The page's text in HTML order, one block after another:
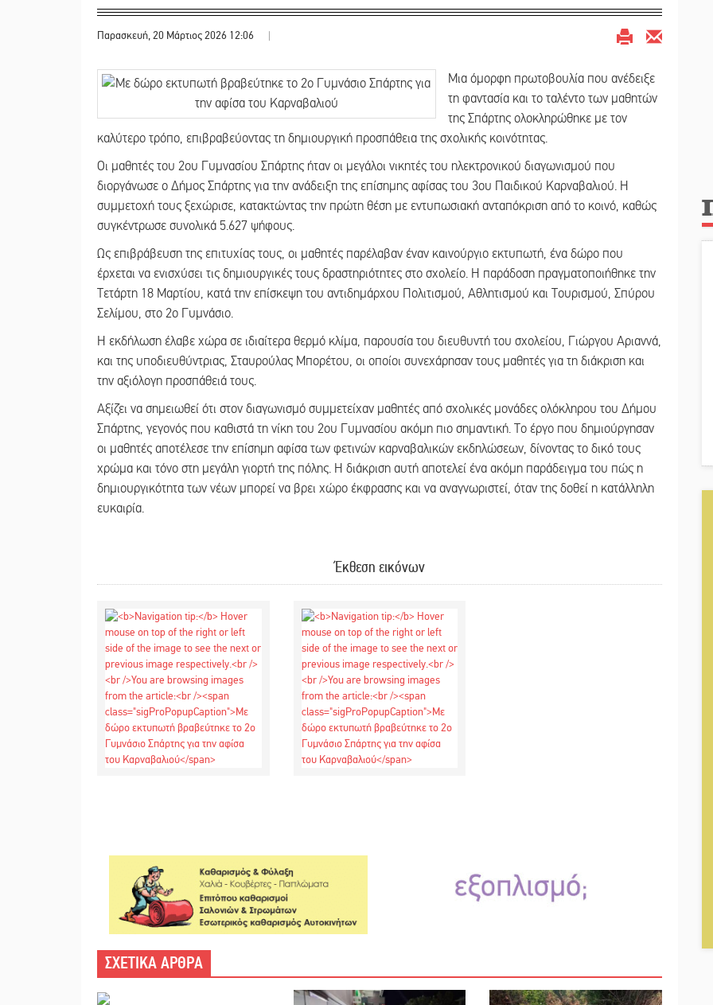
Παρασκευή, 20 Μάρτιος 2026 12:06 |
Μια όμορφη πρωτοβουλία που ανέδειξε
τη φαντασία και το ταλέντο των μαθητών
της Σπάρτης ολοκληρώθηκε με τον
καλύτερο τρόπο, επιβραβεύοντας τη δημιουργική προσπάθεια της σχολικής κοινότητας.
Οι μαθητές του 2ου Γυμνασίου Σπάρτης ήταν οι μεγάλοι νικητές του ηλεκτρονικού διαγωνισμού που
διοργάνωσε ο Δήμος Σπάρτης για την ανάδειξη της επίσημης αφίσας του 3ου Παιδικού Καρναβαλιού. Η
συμμετοχή τους ξεχώρισε, κατακτώντας την πρώτη θέση με εντυπωσιακή ανταπόκριση από το κοινό, καθώς
συγκέντρωσε συνολικά 5.627 ψήφους.
Ως επιβράβευση της επιτυχίας τους, οι μαθητές παρέλαβαν έναν καινούργιο εκτυπωτή, ένα δώρο που
έρχεται να ενισχύσει τις δημιουργικές τους δραστηριότητες στο σχολείο. Η παράδοση πραγματοποιήθηκε την
Τετάρτη 18 Μαρτίου, κατά την επίσκεψη του αντιδημάρχου Πολιτισμού, Αθλητισμού και Τουρισμού, Σπύρου
Σελίμου, στο 2ο Γυμνάσιο.
Η εκδήλωση έλαβε χώρα σε ιδιαίτερα θερμό κλίμα, παρουσία του διευθυντή του σχολείου, Γιώργου Αριαννά,
και της υποδιευθύντριας, Σταυρούλας Μπορέτου, οι οποίοι συνεχάρησαν τους μαθητές για τη διάκριση και
την αξιόλογη προσπάθειά τους.
Αξίζει να σημειωθεί ότι στον διαγωνισμό συμμετείχαν μαθητές από σχολικές μονάδες ολόκληρου του Δήμου
Σπάρτης, γεγονός που καθιστά τη νίκη του 2ου Γυμνασίου ακόμη πιο σημαντική. Το έργο που δημιούργησαν
οι μαθητές αποτέλεσε την επίσημη αφίσα των φετινών καρναβαλικών εκδηλώσεων, δίνοντας το δικό τους
χρώμα και τόνο στη μεγάλη γιορτή της πόλης. Η διάκριση αυτή αποτελεί ένα ακόμη παράδειγμα του πώς η
δημιουργικότητα των νέων μπορεί να βρει χώρο έκφρασης και να αναγνωριστεί, όταν της δοθεί η κατάλληλη
ευκαιρία.
Έκθεση εικόνων
ΣΧΕΤΙΚΑ ΑΡΘΡΑ